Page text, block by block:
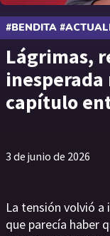
#BENDITA
Lágrimas,
capítulo
3 de junio de 2026
La tensión volvió
que parecía haber